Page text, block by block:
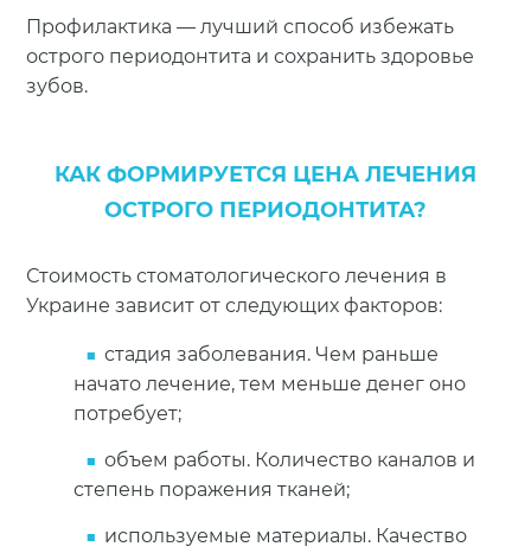
Профилактика — лучший способ избежать
острого периодонтита и сохранить здоровье
зубов.
КАК ФОРМИРУЕТСЯ ЦЕНА ЛЕЧЕНИЯ
ОСТРОГО ПЕРИОДОНТИТА?
Стоимость стоматологического лечения в
Украине зависит от следующих факторов:
стадия заболевания. Чем раньше
начато лечение, тем меньше денег оно
потребует;
объем работы. Количество каналов и
степень поражения тканей;
используемые материалы. Качество